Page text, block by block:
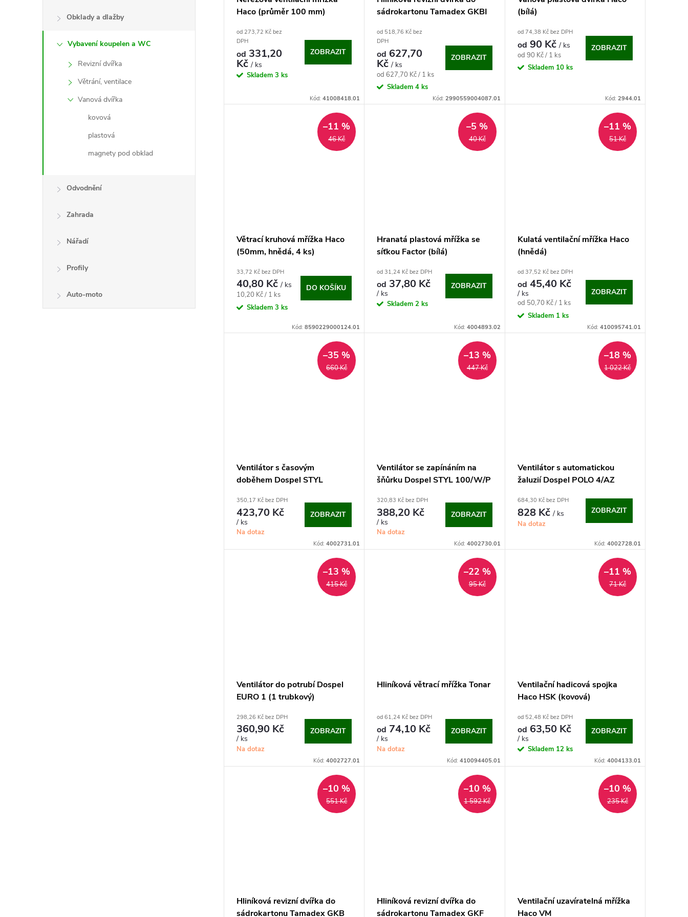
Obklady a dlažby
Vybavení koupelen a WC
Revizní dvířka
Větrání, ventilace
Vanová dvířka
kovová
plastová
magnety pod obklad
Odvodnění
Zahrada
Nářadí
Profily
Auto-moto
u
Haco (průměr 100 mm)
od 273,72 Kč bez
DPH
od 331,20
Kč/ ks
Skladem 3 ks
ZOBRAZIT
Kód:41008418.01
sádrokartonu Tamadex GKBI
od 518,76 Kč bez
DPH
od 627,70
Kč/ ks
Měrná
cena:
od 627,70 Kč / 1 ks
Skladem4 ks
ZOBRAZIT
Kód: 2990559004087.01
(bílá)
od 74,38 Kč bez DPH
od 90 Kč/ ks
Měrná
cena:
od 90 Kč / 1 ks
Skladem 10 ks
ZOBRAZIT
Kód: 2944.01
46 Kč
–11 %
Větrací kruhová mřížka Haco
(50mm, hnědá, 4 ks)
33,72 Kč bez DPH
40,80 Kč/ ks
Měrná
cena:
10,20 Kč / 1 ks
Skladem 3 ks
DO KOŠÍKU
Kód:8590229000124.01
40 Kč
–5 %
Hranatá plastová mřížka se
síťkou Factor (bílá)
od 31,24 Kč bez DPH
od 37,80 Kč
/ ks
Skladem2 ks
ZOBRAZIT
Kód: 4004893.02
51 Kč
–11 %
Kulatá ventilační mřížka Haco
(hnědá)
od 37,52 Kč bez DPH
od 45,40 Kč
/ ks
Měrná
cena:
od 50,70 Kč / 1 ks
Skladem 1 ks
ZOBRAZIT
Kód: 410095741.01
660 Kč
–35 %
Ventilátor s časovým
doběhem Dospel STYL
350,17 Kč bez DPH
423,70 Kč
/ ks
Na dotaz
ZOBRAZIT
Kód:4002731.01
447 Kč
–13 %
Ventilátor se zapínáním na
šňůrku Dospel STYL 100/W/P
320,83 Kč bez DPH
388,20 Kč
/ ks
Na dotaz
ZOBRAZIT
Kód: 4002730.01
1 022 Kč
–18 %
Ventilátor s automatickou
žaluzií Dospel POLO 4/AZ
684,30 Kč bez DPH
828 Kč/ ks
Na dotaz
ZOBRAZIT
Kód: 4002728.01
415 Kč
–13 %
Ventilátor do potrubí Dospel
EURO 1 (1 trubkový)
298,26 Kč bez DPH
360,90 Kč
/ ks
Na dotaz
ZOBRAZIT
Kód:4002727.01
95 Kč
–22 %
Hliníková větrací mřížka Tonar
od 61,24 Kč bez DPH
od 74,10 Kč
/ ks
Na dotaz
ZOBRAZIT
Kód: 410094405.01
71 Kč
–11 %
Ventilační hadicová spojka
Haco HSK (kovová)
od 52,48 Kč bez DPH
od 63,50 Kč
/ ks
Skladem 12 ks
ZOBRAZIT
Kód: 4004133.01
551 Kč
–10 %
Hliníková revizní dvířka do
sádrokartonu Tamadex GKB
1 592 Kč
–10 %
Hliníková revizní dvířka do
sádrokartonu Tamadex GKF
235 Kč
–10 %
Ventilační uzavíratelná mřížka
Haco VM